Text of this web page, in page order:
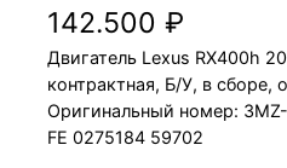
142.500₽
Двигатель Lexus RX400h
контрактная, Б/У, в сборе,
Оригинальный номер:
FE 0275184 59702